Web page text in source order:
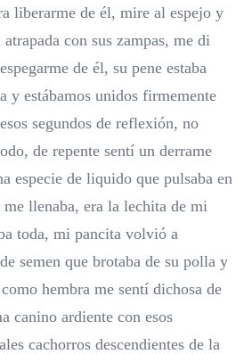
liberarme de él, mire al espejo y
con sus zampas, me di
de él, su pene estaba
y estábamos unidos firmemente
segundos de reflexión, no
de repente sentí un derrame
especie de liquido que pulsaba en
llenaba, era la lechita de mi
toda, mi pancita volvió a
semen que brotaba de su polla y
hembra me sentí dichosa de
canino ardiente con esos
cachorros descendientes de la